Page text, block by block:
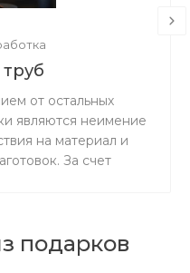
от остальных
являются неимение
на материал и
За счет
подарков